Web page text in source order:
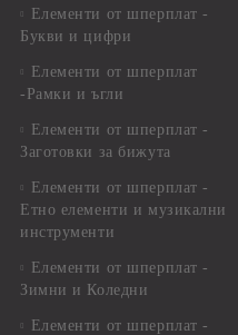
Елементи от шперплат -
Букви и цифри
Елементи от шперплат
-Рамки и ъгли
Елементи от шперплат -
Заготовки за бижута
Елементи от шперплат -
Етно елементи и музикални
инструменти
Елементи от шперплат -
Зимни и Коледни
Елементи от шперплат -